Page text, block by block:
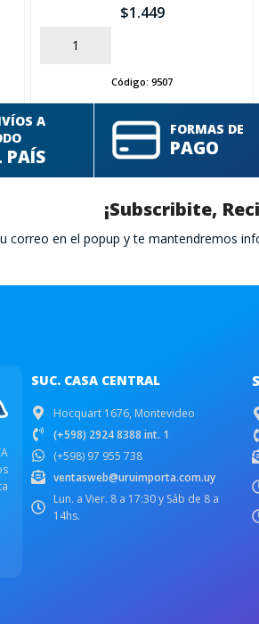
$1.449
AÑADIR
Código:9507
A
PAÍS
FORMAS DE
PAGO
¡Subscribite,
correo en el popup y te mantendremos
SUC. CASA CENTRAL
Hocquart 1676, Montevideo
(+598) 2924 8388 int. 1
(+598) 97 955 738
ventasweb@uruimporta.com.uy
Lun. a Vier. 8 a 17:30 y Sáb de 8 a
14hs.